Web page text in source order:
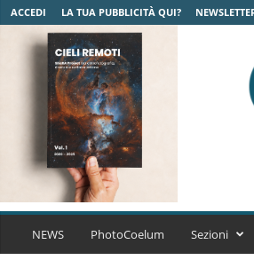
ACCEDI LA TUA PUBBLICITÀ QUI?
C
NEWS PhotoCoelum Sezioni